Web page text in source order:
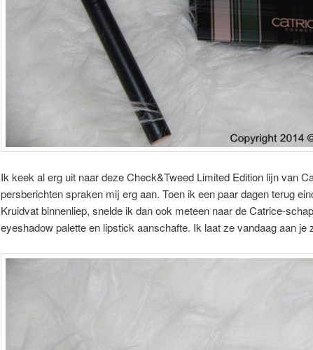
Ik keek al erg uit naar deze Check&Tweed Limited Edition lijn van
persberichten spraken mij erg aan. Toen ik een paar dagen terug
Kruidvat binnenliep, snelde ik dan ook meteen naar de Catrice-
eyeshadow palette en lipstick aanschafte. Ik laat ze vandaag aan je